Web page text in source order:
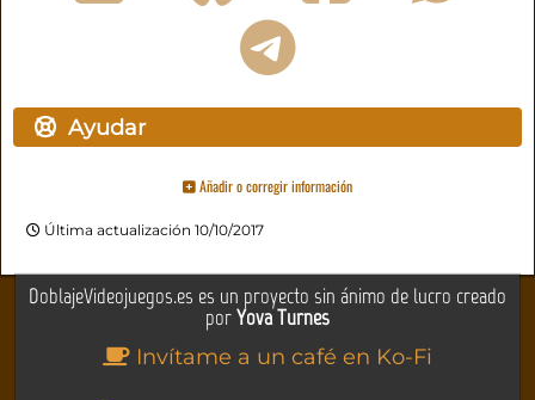
Ayudar
Añadir o corregir información
Última actualización 10/10/2017
DoblajeVideojuegos.es es un proyecto sin ánimo de lucro creado
porYova Turnes
Invítame a un café en Ko-Fi